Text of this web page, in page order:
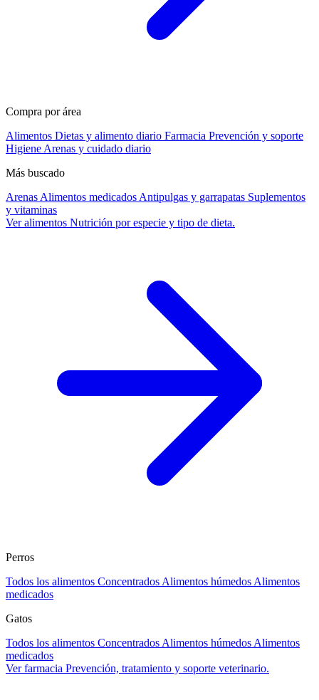
Compra por área
Alimentos Dietas y alimento diario Farmacia Prevención y soporte
Higiene Arenas y cuidado diario
Más buscado
Arenas Alimentos medicados Antipulgas y garrapatas Suplementos
y vitaminas
Ver alimentos Nutrición por especie y tipo de dieta.
Perros
Todos los alimentos Concentrados Alimentos húmedos Alimentos
medicados
Gatos
Todos los alimentos Concentrados Alimentos húmedos Alimentos
medicados
Ver farmacia Prevención, tratamiento y soporte veterinario.